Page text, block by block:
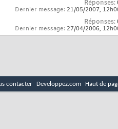
Réponses:
Dernier message: 21/05/2007,
Réponses:
Dernier message: 27/04/2006,
contacter Developpez.com Haut de